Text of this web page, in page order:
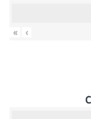
« ‹